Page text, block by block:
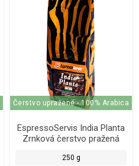
Čerstvo upražené - 100% Arabica
EspressoServis India Planta
Zrnková čerstvo pražená
250 g